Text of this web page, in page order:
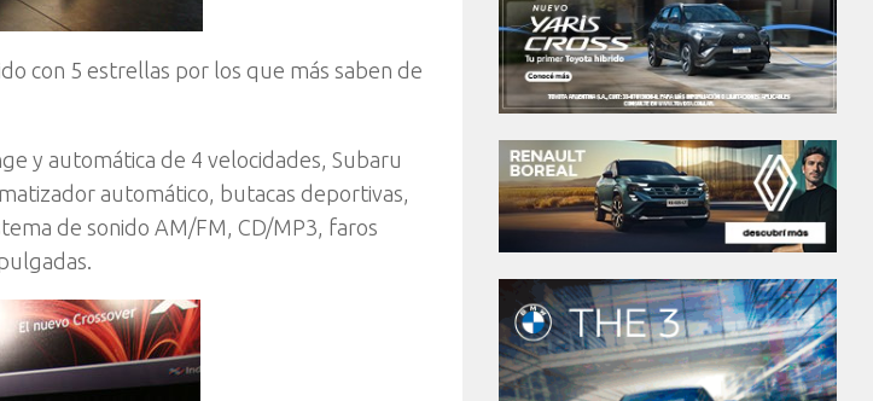
con 5 estrellas por los que más saben de
y automática de 4 velocidades, Subaru
automático, butacas deportivas,
de sonido AM/FM, CD/MP3, faros